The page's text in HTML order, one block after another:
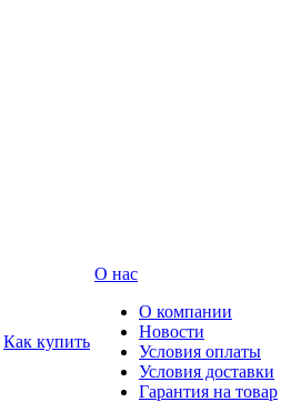
Как купить
О нас
О компании
Новости
Условия оплаты
Условия доставки
Гарантия на товар